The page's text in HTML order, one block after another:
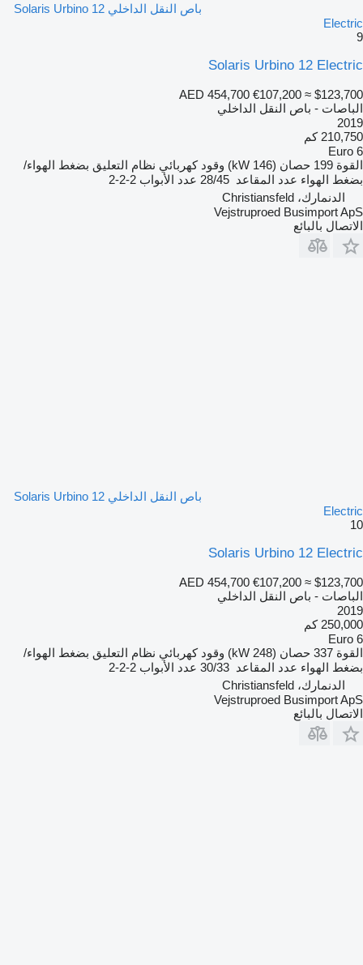
باص النقل الداخلي Solaris Urbino 12
Electric
9
Solaris Urbino 12 Electric
AED 454,700 €107,200 ≈ $123,700
الباصات - باص النقل الداخلي
2019
210,750 كم
Euro 6
القوة 199 حصان (146 kW) وقود كهربائي نظام التعليق بضغط الهواء/
بضغط الهواء عدد المقاعد 28/45 عدد الأبواب 2-2-2
الدنمارك، Christiansfeld
Vejstruproed Busimport ApS
الاتصال بالبائع
باص النقل الداخلي Solaris Urbino 12
Electric
10
Solaris Urbino 12 Electric
AED 454,700 €107,200 ≈ $123,700
الباصات - باص النقل الداخلي
2019
250,000 كم
Euro 6
القوة 337 حصان (248 kW) وقود كهربائي نظام التعليق بضغط الهواء/
بضغط الهواء عدد المقاعد 30/33 عدد الأبواب 2-2-2
الدنمارك، Christiansfeld
Vejstruproed Busimport ApS
الاتصال بالبائع